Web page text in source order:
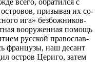
при­зы­вая их со­
ига» без­бож­ни­ков-
во­ору­жен­ная по­мощь
рус­ской пра­во­слав­
фран­цу­зы, наш де­сант
ост­ров Це­ри­го, за­тем